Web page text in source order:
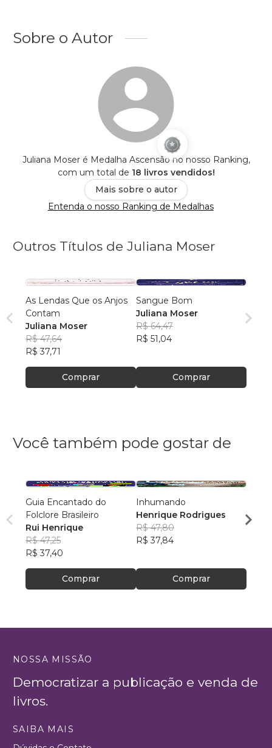
Sobre o Autor
Juliana Moser é Medalha Ascensão no nosso Ranking,
com um total de 18 livros vendidos!
Mais sobre o autor
Entenda o nosso Ranking de Medalhas
Outros Títulos de Juliana Moser
As Lendas Que os Anjos
Contam
Juliana Moser
R$ 47,64
R$ 37,71
Comprar
Sangue Bom
Juliana Moser
R$ 64,47
R$ 51,04
Comprar
Você também pode gostar de
Guia Encantado do
Folclore Brasileiro
Rui Henrique
R$ 47,25
R$ 37,40
Comprar
Inhumando
Henrique Rodrigues
R$ 47,80
R$ 37,84
Comprar
NOSSA MISSÃO
Democratizar a publicação e venda de
livros.
SAIBA MAIS